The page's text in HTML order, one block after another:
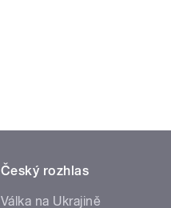
Český rozhlas
Válka na Ukrajině